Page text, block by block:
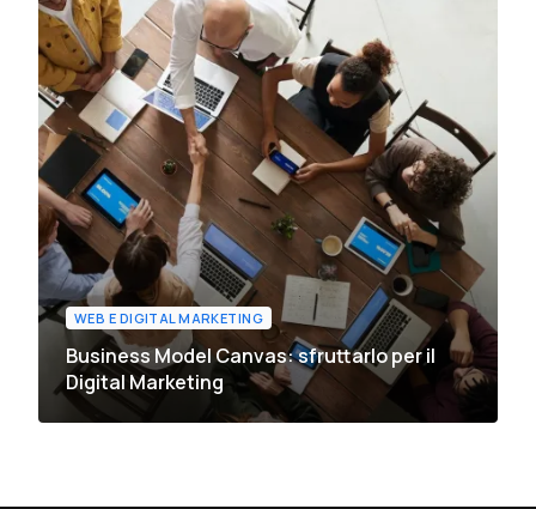
WEB E DIGITAL MARKETING
Business Model Canvas: sfruttarlo per il
Digital Marketing